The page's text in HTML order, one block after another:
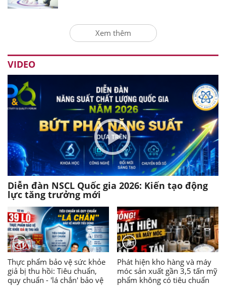
Xem thêm
VIDEO
Diễn đàn NSCL Quốc gia 2026: Kiến tạo động
lực tăng trưởng mới
Thực phẩm bảo vệ sức khỏe
giả bị thu hồi: Tiêu chuẩn,
quy chuẩn - 'lá chắn' bảo vệ
Phát hiện kho hàng và máy
móc sản xuất gần 3,5 tấn mỹ
phẩm không có tiêu chuẩn